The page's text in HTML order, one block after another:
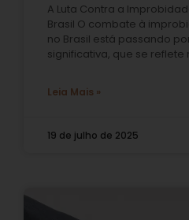
A Luta Contra a
Brasil O combate à
no Brasil está passando
significativa, que se reflete
Leia Mais »
19 de julho de 2025